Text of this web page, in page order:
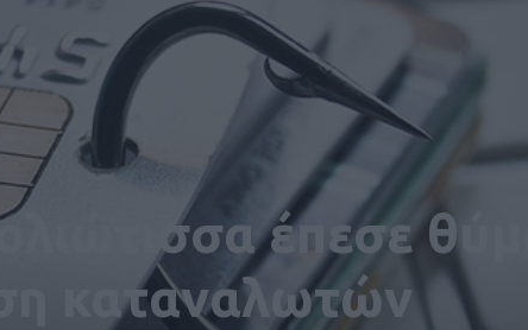
έπεσε θύμα
καταναλωτών